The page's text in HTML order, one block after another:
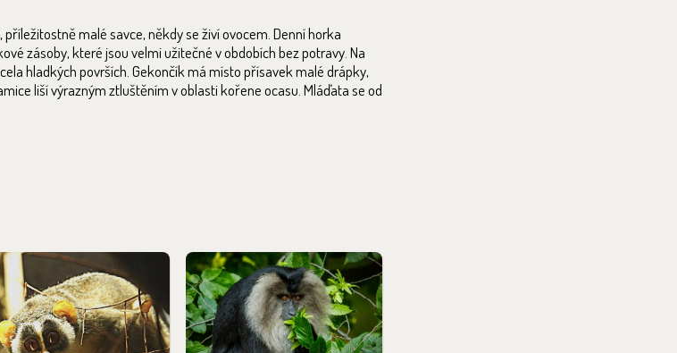
malé savce, někdy se živí ovocem. Denní horka
zásoby, které jsou velmi užitečné v obdobích bez potravy. Na
hladkých površích. Gekončík má místo přísavek malé drápky,
liší výrazným ztluštěním v oblasti kořene ocasu. Mláďata se od